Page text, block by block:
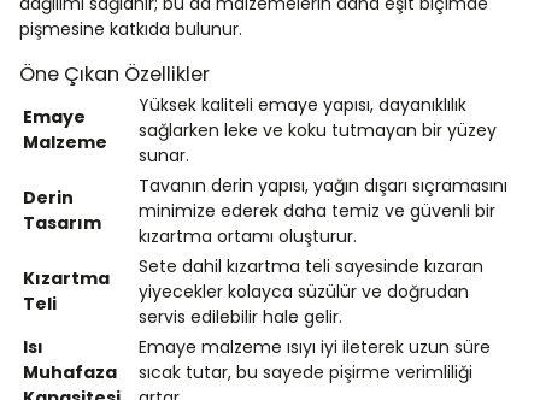
pişmesine katkıda bulunur.
Öne Çıkan Özellikler
Emaye
Malzeme
Yüksek kaliteli emaye yapısı, dayanıklılık
sağlarken leke ve koku tutmayan bir yüzey
sunar.
Derin
Tasarım
Tavanın derin yapısı, yağın dışarı sıçramasını
minimize ederek daha temiz ve güvenli bir
kızartma ortamı oluşturur.
Kızartma
Teli
Sete dahil kızartma teli sayesinde kızaran
yiyecekler kolayca süzülür ve doğrudan
servis edilebilir hale gelir.
Isı
Muhafaza
Emaye malzeme ısıyı iyi ileterek uzun süre
sıcak tutar, bu sayede pişirme verimliliği